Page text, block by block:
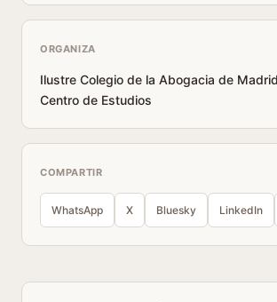
ORGANIZA
Ilustre Colegio de la Abogacia de
Centro de Estudios
COMPARTIR
WhatsApp X Bluesky LinkedIn